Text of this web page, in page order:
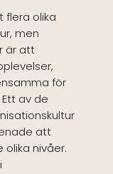
flera olika
men
är att
för
av de
att
nivåer.